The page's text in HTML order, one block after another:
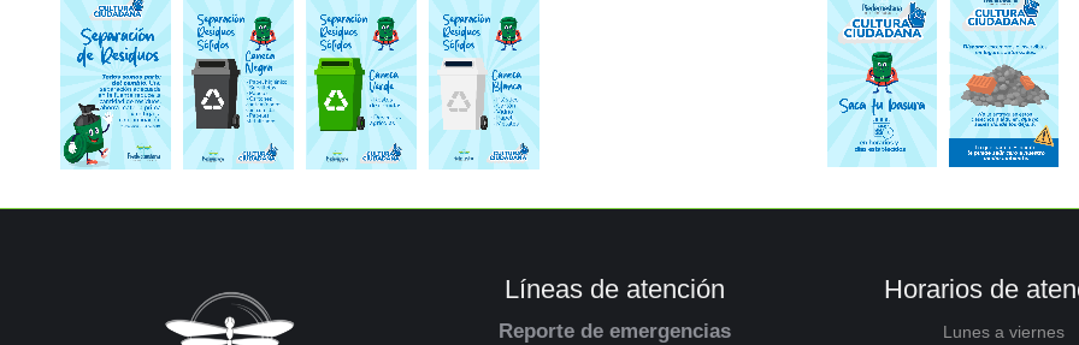
Líneas de atención
Reporte de emergencias
Horarios de
Lunes a viernes